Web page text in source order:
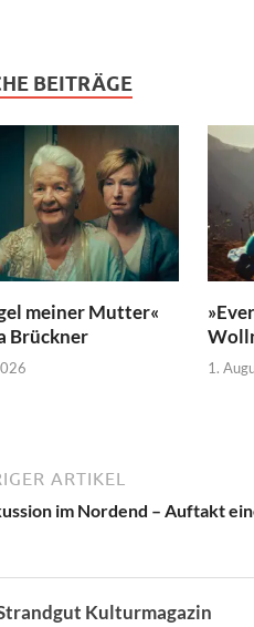
BEITRÄGE
meiner Mutter«
Brückner
1.
ARTIKEL
im Nordend – Auftakt
Kulturmagazin